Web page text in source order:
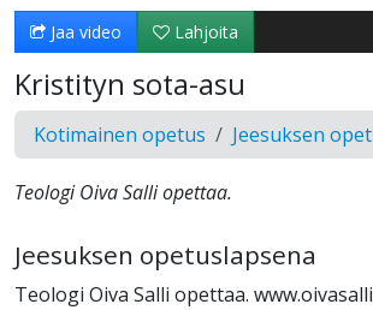
Jaa video Lahjoita
Kristityn sota-asu
Kotimainen opetus Jeesuksen
Teologi Oiva Salli opettaa.
Jeesuksen opetuslapsena
Teologi Oiva Salli opettaa.